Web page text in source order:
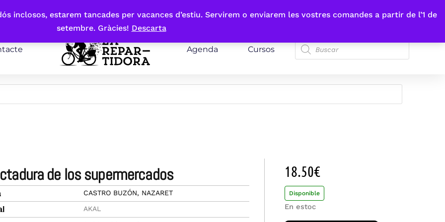
inclosos, estarem tancades per vacances d’estiu. Servirem o enviarem les vostres comandes a partir de l’1 de
setembre. Gràcies! Descarta
Agenda Cursos
de los supermercados
CASTRO BUZÓN, NAZARET
AKAL
18.50€
Disponible
En estoc